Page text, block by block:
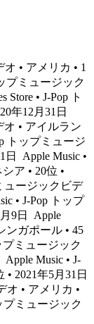
• アメリカ • 1
プミュージック
Store • J-Pop ト
年12月31日
オ • アイルラン
トップミュージ
日
Apple Music •
ア • 20位 •
ュージックビデ
• J-Pop トップ
9日
Apple
ンガポール • 45
プミュージック
Apple Music • J-
2021年5月31日
オ • アメリカ •
プミュージック